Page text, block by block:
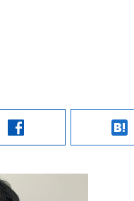
facebook hatenabookmark